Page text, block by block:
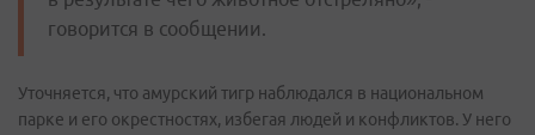
говорится в сообщении.
Уточняется, что амурский тигр наблюдался в национальном
парке и его окрестностях, избегая людей и конфликтов. У него